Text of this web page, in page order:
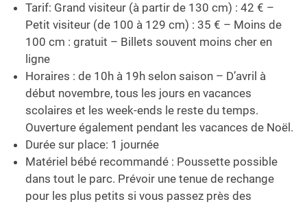
Tarif: Grand visiteur (à partir de 130 cm) : 42 € –
Petit visiteur (de 100 à 129 cm) : 35 € – Moins de
100 cm : gratuit – Billets souvent moins cher en
ligne
Horaires : de 10h à 19h selon saison – D’avril à
début novembre, tous les jours en vacances
scolaires et les week-ends le reste du temps.
Ouverture également pendant les vacances de Noël.
Durée sur place: 1 journée
Matériel bébé recommandé : Poussette possible
dans tout le parc. Prévoir une tenue de rechange
pour les plus petits si vous passez près des